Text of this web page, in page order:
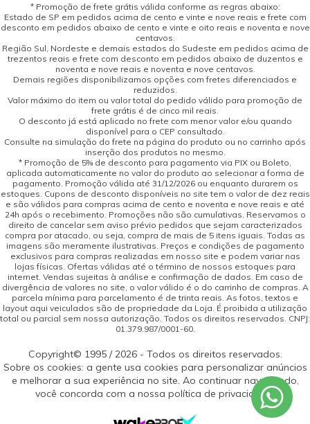
* Promoção de frete grátis válida conforme as regras abaixo:
Estado de SP em pedidos acima de cento e vinte e nove reais e frete com
desconto em pedidos abaixo de cento e vinte e oito reais e noventa e nove
centavos.
Região Sul, Nordeste e demais estados do Sudeste em pedidos acima de
trezentos reais e frete com desconto em pedidos abaixo de duzentos e
noventa e nove reais e noventa e nove centavos.
Demais regiões disponibilizamos opções com fretes diferenciados e
reduzidos.
Valor máximo do item ou valor total do pedido válido para promoção de
frete grátis é de cinco mil reais.
O desconto já está aplicado no frete com menor valor e/ou quando
disponível para o CEP consultado.
Consulte na simulação do frete na página do produto ou no carrinho após
inserção dos produtos no mesmo.
* Promoção de 5% de desconto para pagamento via PIX ou Boleto,
aplicada automaticamente no valor do produto ao selecionar a forma de
pagamento. Promoção válida até 31/12/2026 ou enquanto durarem os
estoques. Cupons de desconto disponíveis no site tem o valor de dez reais
e são válidos para compras acima de cento e noventa e nove reais e até
24h após o recebimento. Promoções não são cumulativas. Reservamos o
direito de cancelar sem aviso prévio pedidos que sejam caracterizados
compra por atacado, ou seja, compra de mais de 5 itens iguais. Todas as
imagens são meramente ilustrativas. Preços e condições de pagamento
exclusivos para compras realizadas em nosso site e podem variar nas
lojas físicas. Ofertas válidas até o término de nossos estoques para
internet. Vendas sujeitas à análise e confirmação de dados. Em caso de
divergência de valores no site, o valor válido é o do carrinho de compras. A
parcela mínima para parcelamento é de trinta reais. As fotos, textos e
layout aqui veiculados são de propriedade da Loja. É proibida a utilização
total ou parcial sem nossa autorização. Todos os direitos reservados. CNPJ:
01.379.987/0001-60.
Copyright© 1995 / 2026 - Todos os direitos reservados.
Sobre os cookies: a gente usa cookies para personalizar anúncios
e melhorar a sua experiência no site. Ao continuar navegando,
você concorda com a nossa política de privacidade.